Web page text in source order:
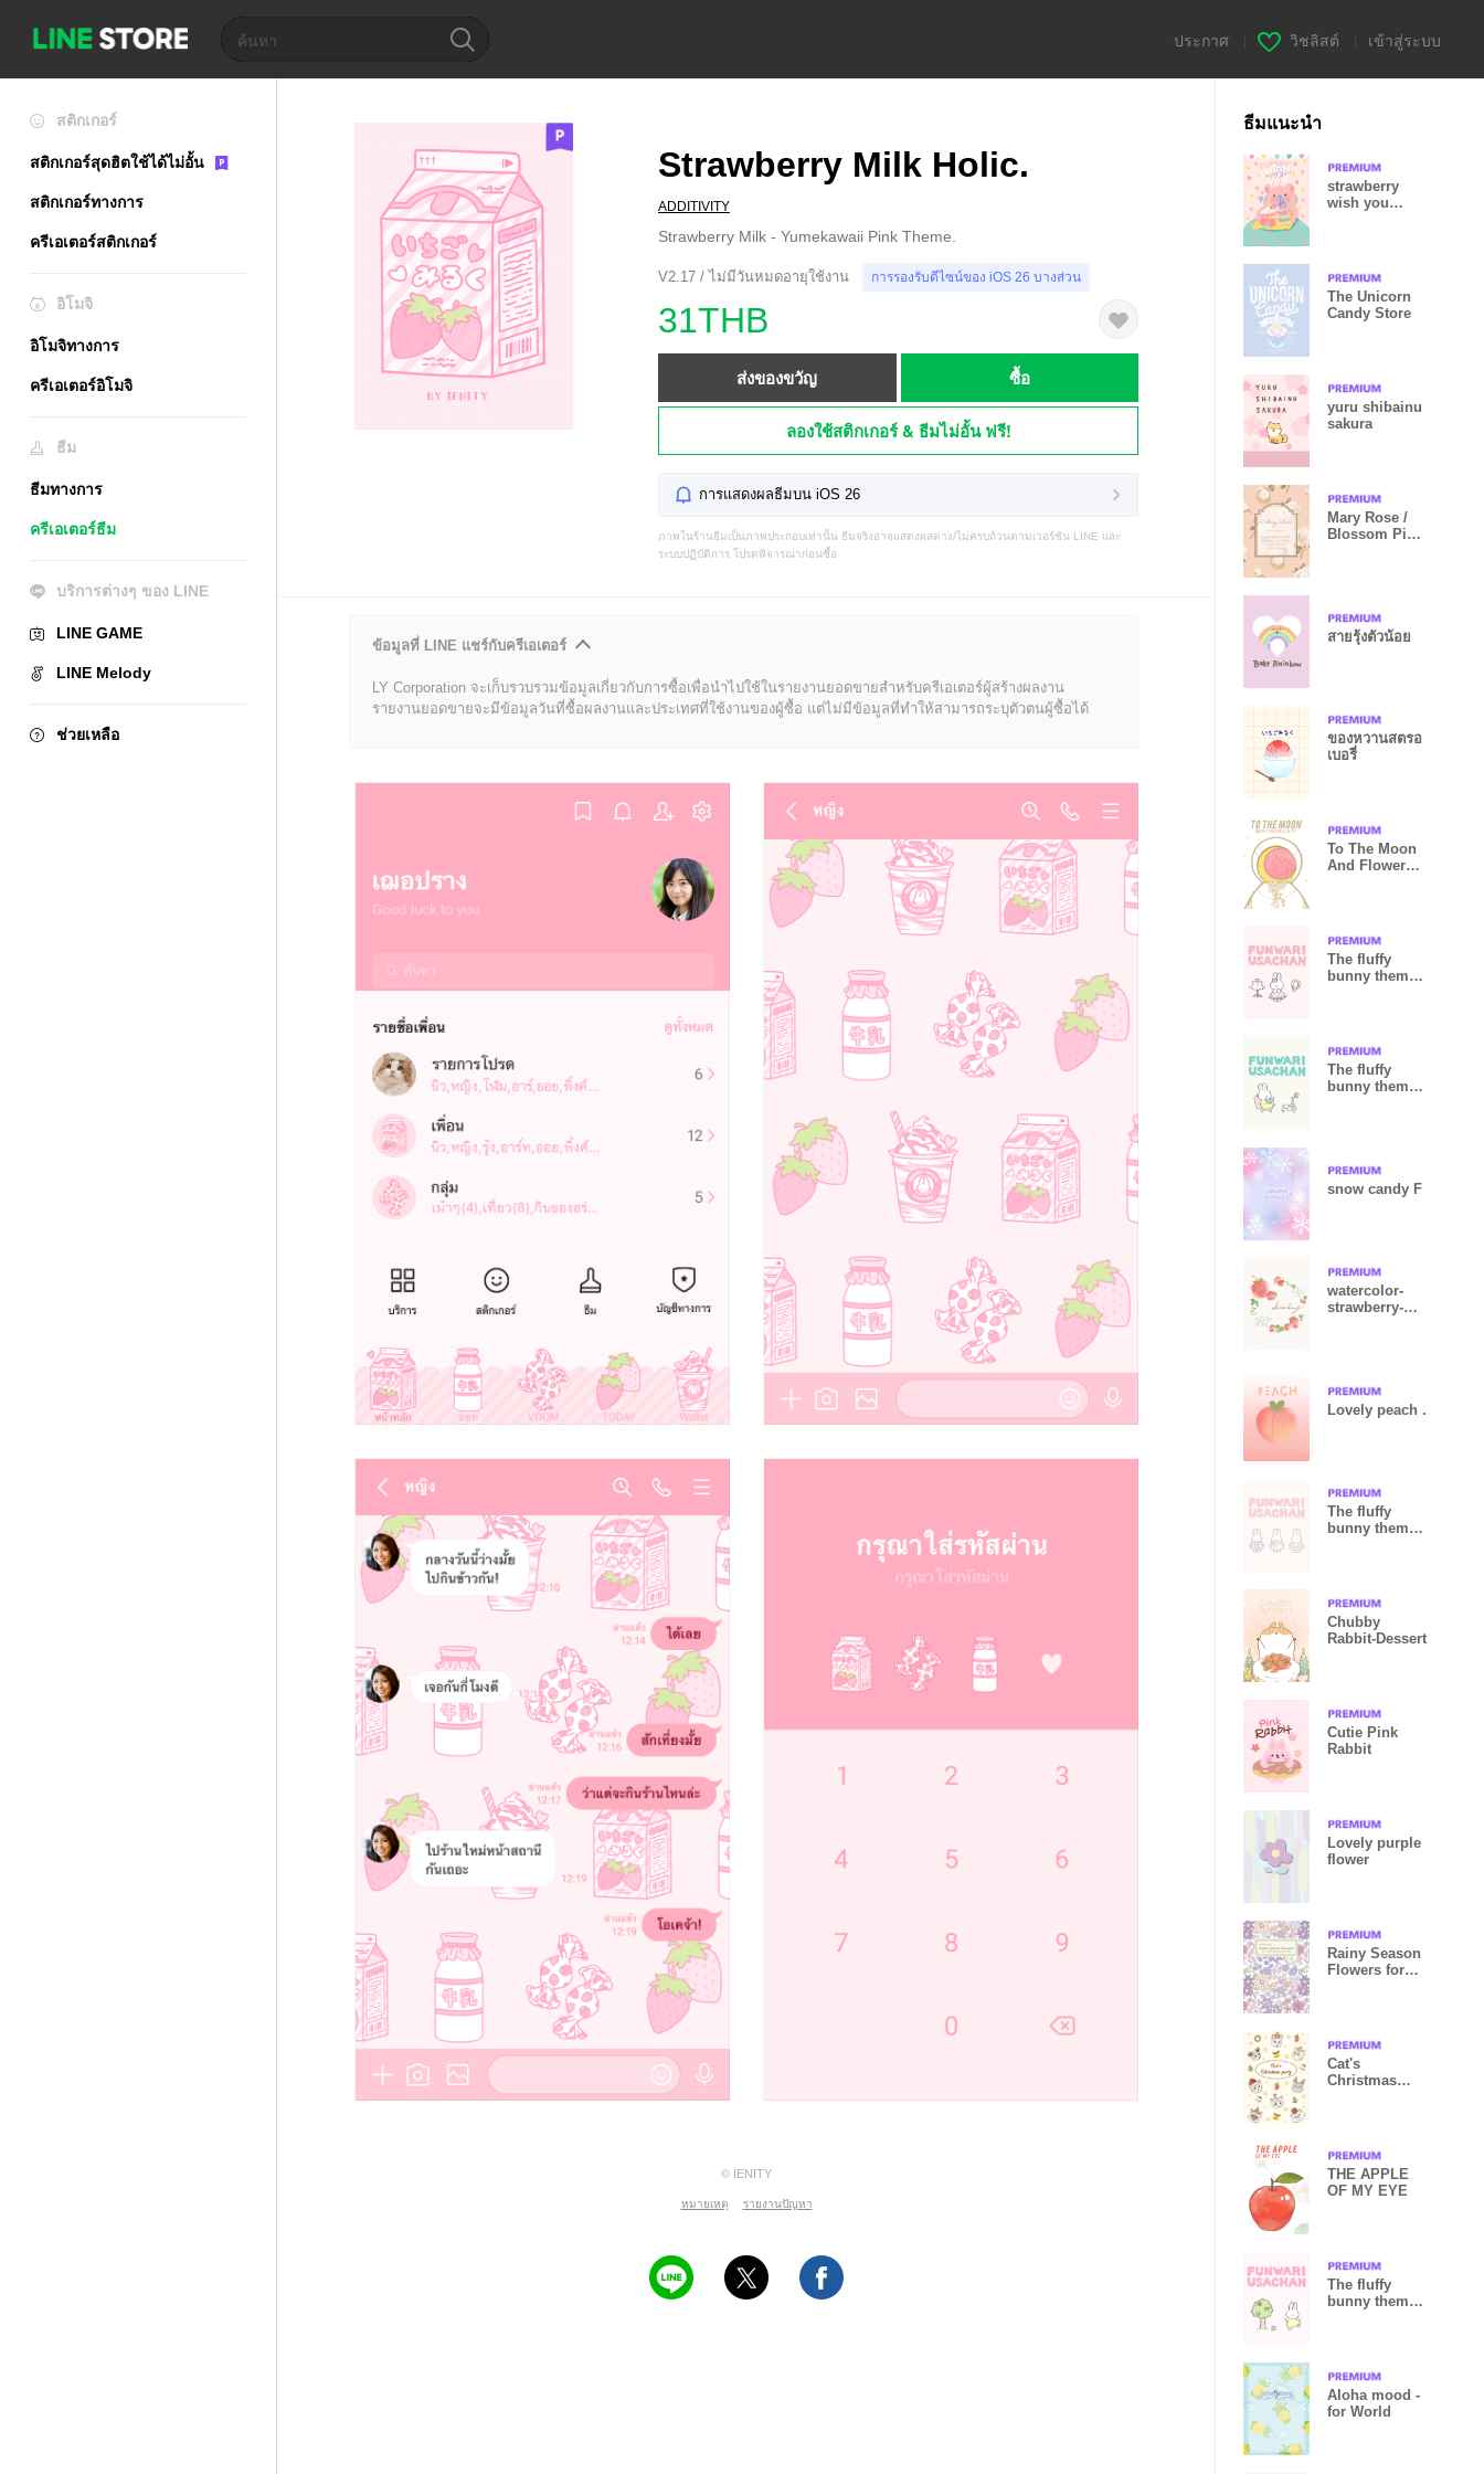
ประกาศ วิชลิสต์ เข้าสู่ระบบ
สติกเกอร์
สติกเกอร์สุดฮิตใช้ได้ไม่อั้น
สติกเกอร์ทางการ
ครีเอเตอร์สติกเกอร์
อิโมจิ
อิโมจิทางการ
ครีเอเตอร์อิโมจิ
ธีม
ธีมทางการ
ครีเอเตอร์ธีม
บริการต่างๆ ของ LINE
LINE GAME
LINE Melody
ช่วยเหลือ
Strawberry Milk Holic.
ADDITIVITY
Strawberry Milk - Yumekawaii Pink Theme.
V2.17 / ไม่มีวันหมดอายุใช้งาน การรองรับดีไซน์ของ iOS 26 บางส่วน
31THB
ส่งของขวัญ ซื้อ
ลองใช้สติกเกอร์ & ธีมไม่อั้น ฟรี!
การแสดงผลธีมบน iOS 26
ภาพในร้านธีมเป็นภาพประกอบเท่านั้น ธีมจริงอาจแสดงผลต่าง/ไม่ครบถ้วนตามเวอร์ชัน LINE และ
ระบบปฏิบัติการ โปรดพิจารณาก่อนซื้อ
ข้อมูลที่ LINE แชร์กับครีเอเตอร์
LY Corporation จะเก็บรวบรวมข้อมูลเกี่ยวกับการซื้อเพื่อนำไปใช้ในรายงานยอดขายสำหรับครีเอเตอร์ผู้สร้างผลงาน
รายงานยอดขายจะมีข้อมูลวันที่ซื้อผลงานและประเทศที่ใช้งานของผู้ซื้อ แต่ไม่มีข้อมูลที่ทำให้สามารถระบุตัวตนผู้ซื้อได้
© IENITY
หมายเหตุ รายงานปัญหา
ธีมแนะนำ
strawberry
wish you
The Unicorn
Candy Store
yuru shibainu
sakura
Mary Rose /
Blossom Pink
สายรุ้งตัวน้อย
ของหวานสตรอ
เบอรี่
To The Moon
And Flower
The fluffy
bunny theme 2
The fluffy
bunny theme 3
snow candy F
watercolor-
strawberry-
Lovely peach .
The fluffy
bunny theme 4
Chubby
Rabbit-Dessert
Cutie Pink
Rabbit
Lovely purple
flower
Rainy Season
Flowers for
Cat's
Christmas
THE APPLE
OF MY EYE
The fluffy
bunny theme 1
Aloha mood -
for World